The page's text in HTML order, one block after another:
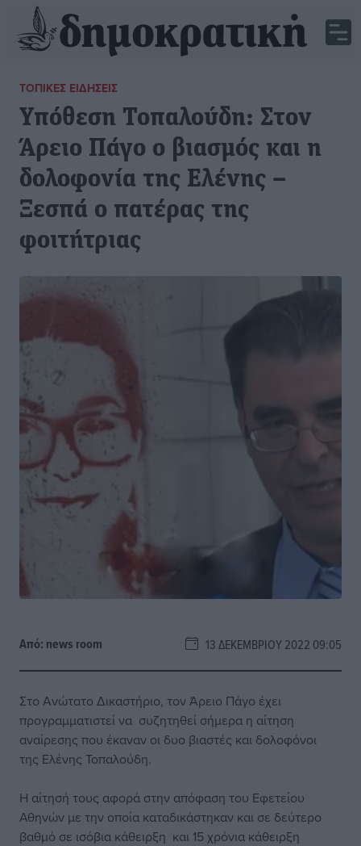
ΤΟΠΙΚΈΣ ΕΙΔΉΣΕΙΣ
Υπόθεση Τοπαλούδη: Στον
Άρειο Πάγο ο βιασμός και η
δολοφονία της Ελένης –
Ξεσπά ο πατέρας της
φοιτήτριας
Από: news room 13 ΔΕΚΕΜΒΡΊΟΥ 2022 09:05
Στο Ανώτατο Δικαστήριο, τον Άρειο Πάγο έχει
προγραμματιστεί να συζητηθεί σήμερα η αίτηση
αναίρεσης που έκαναν οι δυο βιαστές και δολοφόνοι
της Ελένης Τοπαλούδη.
Η αίτησή τους αφορά στην απόφαση του Εφετείου
Αθηνών με την οποία καταδικάστηκαν και σε δεύτερο
βαθμό σε ισόβια κάθειρξη και 15 χρόνια κάθειρξη